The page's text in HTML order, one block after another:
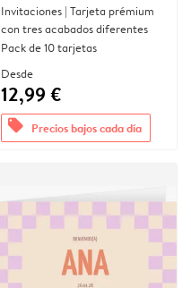
Invitaciones | Tarjeta prémium
con tres acabados diferentes
Pack de 10 tarjetas
Desde
12,99 €
offers Precios bajos cada día